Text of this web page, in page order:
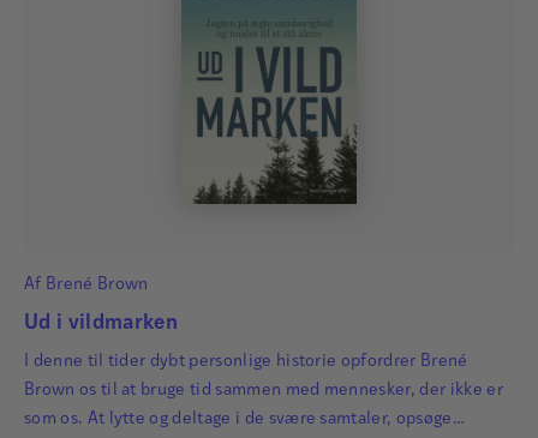
Af Brené Brown
Ud i vildmarken
I denne til tider dybt personlige historie opfordrer Brené
Brown os til at bruge tid sammen med mennesker, der ikke er
som os. At lytte og deltage i de svære samtaler, opsøge